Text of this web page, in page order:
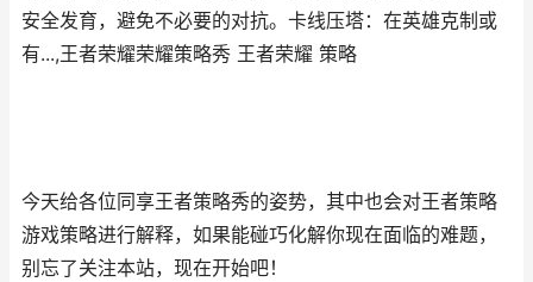
安全发育，避免不必要的对抗。卡线压塔：在英雄克制或
有...,王者荣耀荣耀策略秀 王者荣耀 策略
今天给各位同享王者策略秀的姿势，其中也会对王者策略
游戏策略进行解释，如果能碰巧化解你现在面临的难题，
别忘了关注本站，现在开始吧！